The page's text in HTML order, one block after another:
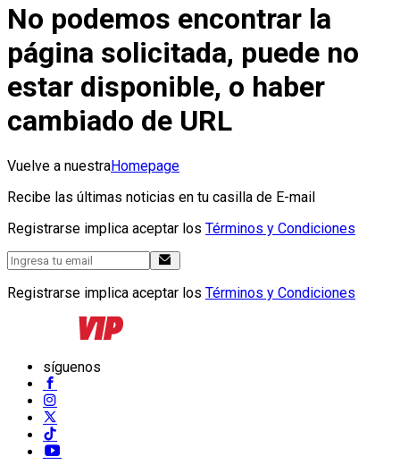
No podemos encontrar la
página solicitada, puede no
estar disponible, o haber
cambiado de URL
Vuelve a nuestraHomepage
Recibe las últimas noticias en tu casilla de E-mail
Registrarse implica aceptar los Términos y Condiciones
Registrarse implica aceptar los Términos y Condiciones
síguenos